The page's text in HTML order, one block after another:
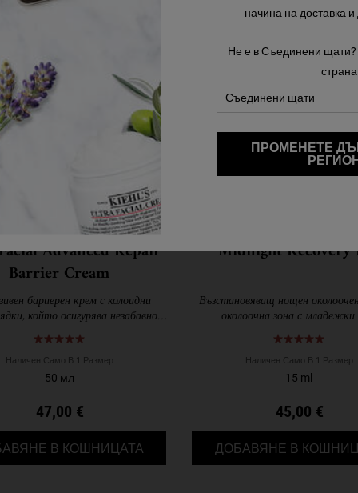
Advanced Repair
Barrier Cream
бариерен крем с колоидни
който осигурява незабавно
и облекчение за суха и много
суха кожа.
Наличен Само В 1 Размер
50 мл
47,00 €
В КОШНИЦАТА ULTRA FACIAL ADVANCED REPAIR
Midnight Recovery
Възстановяващ нощен
околоочна зона с младежки
Наличен Само В 1 Размер
15 ml
45,00 €
ДОБАВЯНЕ В
начина на доставка
Не е в Съединени
страна
ПРОМЕНЕТЕ